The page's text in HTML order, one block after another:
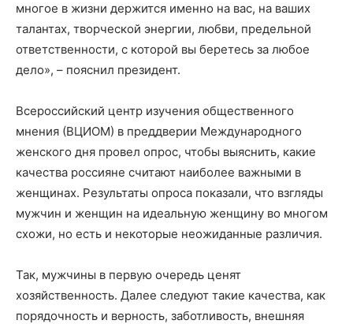
многое в жизни держится именно на вас, на ваших
талантах, творческой энергии, любви, предельной
ответственности, с которой вы беретесь за любое
дело», – пояснил президент.
Всероссийский центр изучения общественного
мнения (ВЦИОМ) в преддверии Международного
женского дня провел опрос, чтобы выяснить, какие
качества россияне считают наиболее важными в
женщинах. Результаты опроса показали, что взгляды
мужчин и женщин на идеальную женщину во многом
схожи, но есть и некоторые неожиданные различия.
Так, мужчины в первую очередь ценят
хозяйственность. Далее следуют такие качества, как
порядочность и верность, заботливость, внешняя